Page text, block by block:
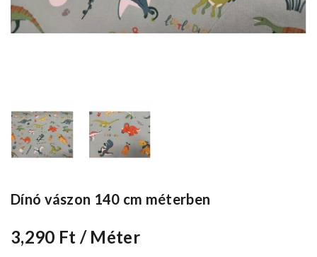
Dínó vászon 140 cm méterben
3,290 Ft / Méter